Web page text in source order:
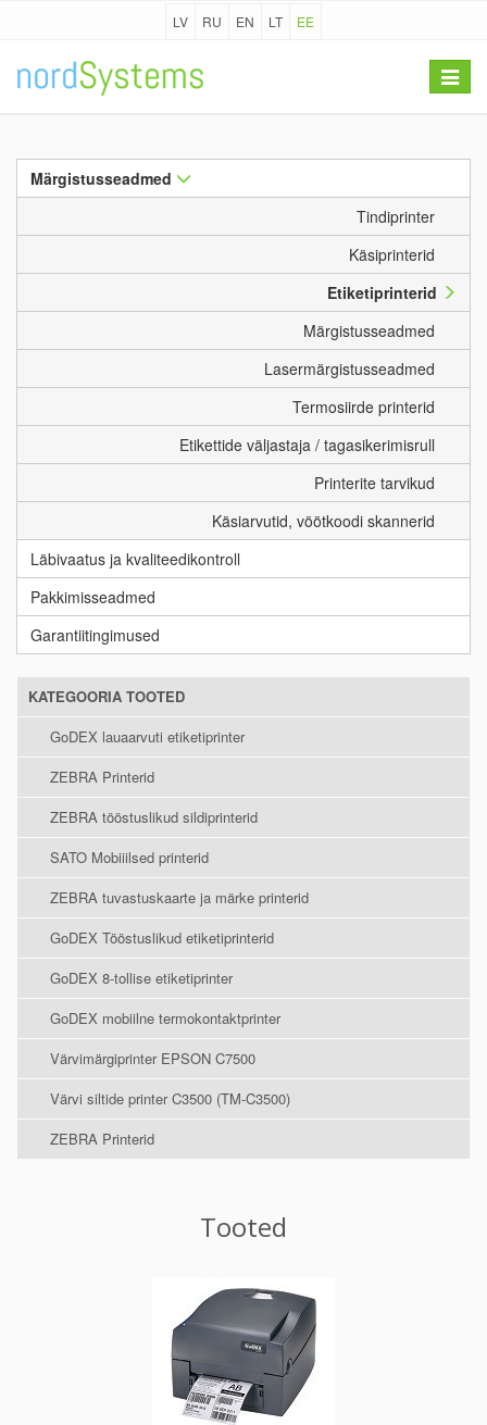
LV RU EN LT EE
Toggle
Märgistusseadmed
Tindiprinter
Käsiprinterid
Etiketiprinterid
Märgistusseadmed
Lasermärgistusseadmed
Termosiirde printerid
Etikettide väljastaja / tagasikerimisrull
Printerite tarvikud
Käsiarvutid, vöötkoodi skannerid
Läbivaatus ja kvaliteedikontroll
Pakkimisseadmed
Garantiitingimused
KATEGOORIA TOOTED
GoDEX lauaarvuti etiketiprinter
ZEBRA Printerid
ZEBRA tööstuslikud sildiprinterid
SATO Mobiiilsed printerid
ZEBRA tuvastuskaarte ja märke printerid
GoDEX Tööstuslikud etiketiprinterid
GoDEX 8-tollise etiketiprinter
GoDEX mobiilne termokontaktprinter
Värvimärgiprinter EPSON C7500
Värvi siltide printer C3500 (TM-C3500)
ZEBRA Printerid
Tooted